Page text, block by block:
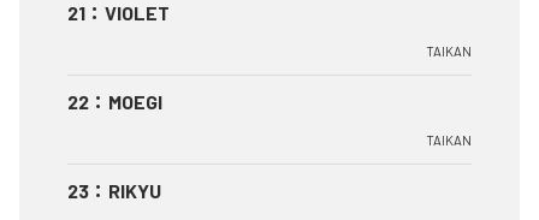
21 ： VIOLET
TAIKAN
22 ： MOEGI
TAIKAN
23 ： RIKYU